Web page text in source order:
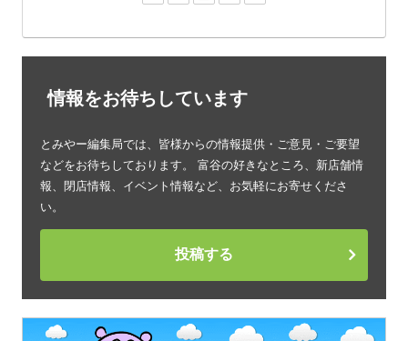
情報をお待ちしています
とみやー編集局では、皆様からの情報提供・ご意見・ご要望
などをお待ちしております。 富谷の好きなところ、新店舗情
報、閉店情報、イベント情報など、お気軽にお寄せくださ
い。
投稿する